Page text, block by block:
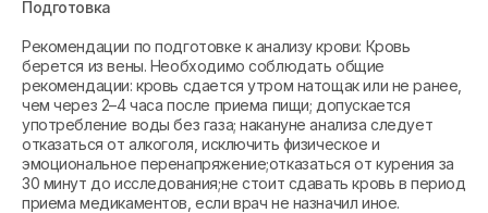
Подготовка
Рекомендации по подготовке к анализу крови: Кровь
берется из вены. Необходимо соблюдать общие
рекомендации: кровь сдается утром натощак или не ранее,
чем через 2–4 часа после приема пищи; допускается
употребление воды без газа; накануне анализа следует
отказаться от алкоголя, исключить физическое и
эмоциональное перенапряжение;отказаться от курения за
30 минут до исследования;не стоит сдавать кровь в период
приема медикаментов, если врач не назначил иное.